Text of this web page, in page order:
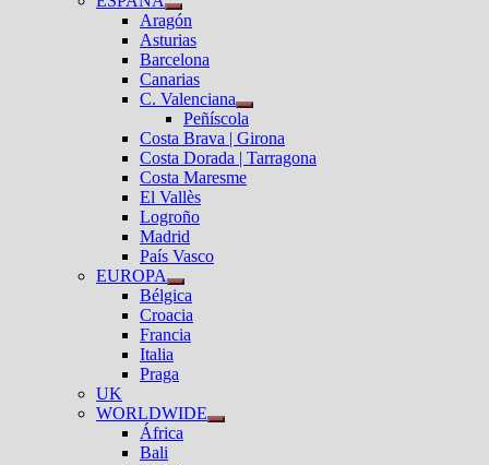
el
submenú
Mostrar
el
submenú
Aragón
Asturias
Barcelona
Canarias
C. Valenciana
Mostrar
el
submenú
Peñíscola
Costa Brava | Girona
Costa Dorada | Tarragona
Costa Maresme
El Vallès
Logroño
Madrid
País Vasco
EUROPA
Mostrar
el
submenú
Bélgica
Croacia
Francia
Italia
Praga
UK
WORLDWIDE
Mostrar
África
Bali